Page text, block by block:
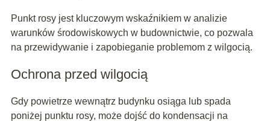
Punkt rosy jest kluczowym wskaźnikiem w analizie
warunków środowiskowych w budownictwie, co pozwala
na przewidywanie i zapobieganie problemom z wilgocią.
Ochrona przed wilgocią
Gdy powietrze wewnątrz budynku osiąga lub spada
poniżej punktu rosy, może dojść do kondensacji na